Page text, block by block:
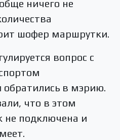
ничего не
шофер маршрутки.
вопрос с
в мэрию.
что в этом
не подключена и